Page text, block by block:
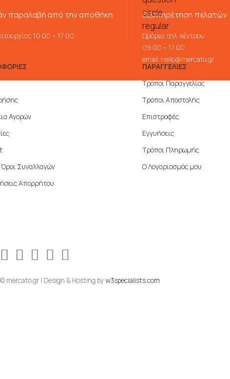
παραλαβή από την αποθήκη
10:00 – 17:00
Εξυπηρέτηση πελατών
Ωράριο τηλ. κέντρου
09:00 – 17:00
email: hello@mercato.gr
Αγορών
Όροι Συναλλαγών
Απορρήτου
ΠΑΡΑΓΓΕΛΙΕΣ
Τρόποι Παραγγελίας
Τρόποι Αποστολής
Επιστροφές
Εγγυήσεις
Τρόποι Πληρωμής
Ο Λογαριασμός μου
© mercato.gr | Design & Hosting by w3specialists.com